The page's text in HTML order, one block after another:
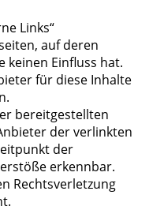
Links“
auf deren
keinen Einfluss hat.
für diese Inhalte
bereitgestellten
der verlinkten
der
erkennbar.
Rechtsverletzung